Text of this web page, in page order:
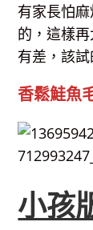
有家長怕
的，這樣
有差，該
香鬆鮭魚
小孩